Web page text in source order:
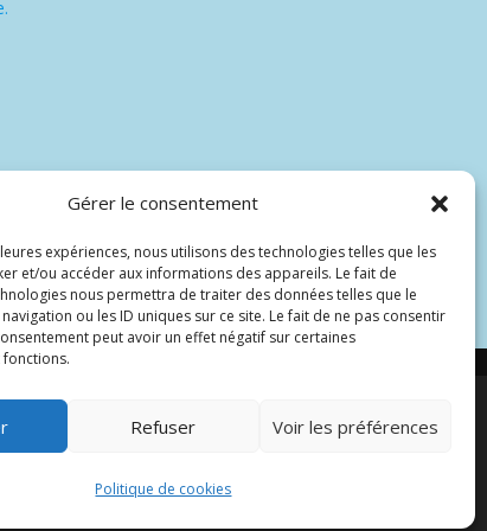
Gérer le consentement
expériences, nous utilisons des technologies telles que les
et/ou accéder aux informations des appareils. Le fait de
nous permettra de traiter des données telles que le
ou les ID uniques sur ce site. Le fait de ne pas consentir
peut avoir un effet négatif sur certaines
Refuser Voir les préférences
Politique de cookies